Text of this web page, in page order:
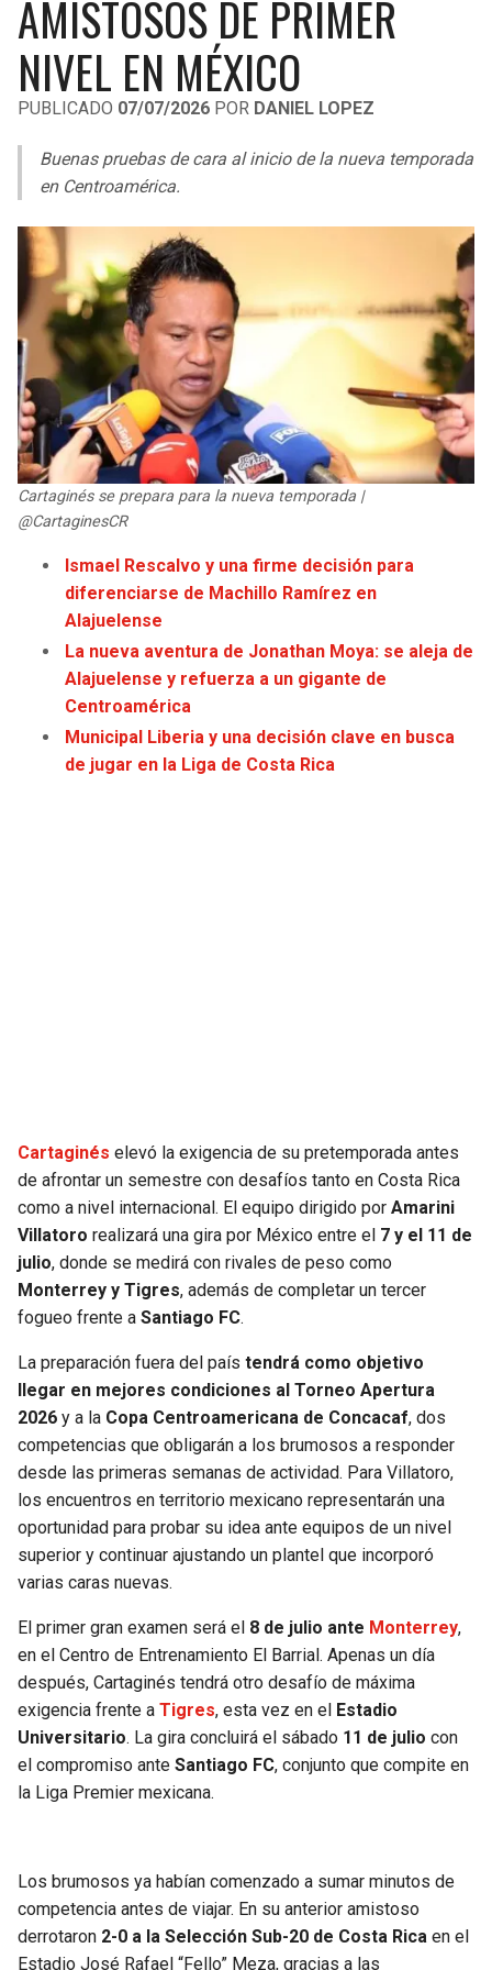
LIGA DE EXPANSIÓN MX
LEAGUES CUP
UEFA EUROPA LEAGUE
UEFA CONFERENCE LEAGUE
MLS
COPA LIBERTADORES
LIGA BETPLAY
OTRAS LIGAS
RAIDERS
CHARGERS
RAVENS
BENGALS
BROWNS
STEELERS
TEXANS
COLTS
JAGUARS
TITANS
COWBOYS
GIANTS
EAGLES
PACKERS
VIKINGS
FALCONS
PANTHERS
SAINTS
BUCCANEERS
CAVALIERS
PISTONS
PACERS
BUCKS
HAWKS
HORNETS
HEAT
MAGIC
WIZARDS
WARRIORS
CLIPPERS
LAKERS
SUNS
TIMBERWOLVES
THUNDER
TRAIL BLAZERS
JAZZ
AMISTOSOS DE PRIMER
NIVEL EN MÉXICO
PUBLICADO 07/07/2026 POR DANIEL LOPEZ
Buenas pruebas de cara al inicio de la nueva temporada
en Centroamérica.
Cartaginés se prepara para la nueva temporada |
@CartaginesCR
Ismael Rescalvo y una firme decisión para
diferenciarse de Machillo Ramírez en
Alajuelense
La nueva aventura de Jonathan Moya: se aleja de
Alajuelense y refuerza a un gigante de
Centroamérica
Municipal Liberia y una decisión clave en busca
de jugar en la Liga de Costa Rica
Cartaginés elevó la exigencia de su pretemporada antes
de afrontar un semestre con desafíos tanto en Costa Rica
como a nivel internacional. El equipo dirigido por Amarini
Villatoro realizará una gira por México entre el 7 y el 11 de
julio, donde se medirá con rivales de peso como
Monterrey y Tigres, además de completar un tercer
fogueo frente a Santiago FC.
La preparación fuera del país tendrá como objetivo
llegar en mejores condiciones al Torneo Apertura
2026 y a la Copa Centroamericana de Concacaf, dos
competencias que obligarán a los brumosos a responder
desde las primeras semanas de actividad. Para Villatoro,
los encuentros en territorio mexicano representarán una
oportunidad para probar su idea ante equipos de un nivel
superior y continuar ajustando un plantel que incorporó
varias caras nuevas.
El primer gran examen será el 8 de julio ante Monterrey,
en el Centro de Entrenamiento El Barrial. Apenas un día
después, Cartaginés tendrá otro desafío de máxima
exigencia frente a Tigres, esta vez en el Estadio
Universitario. La gira concluirá el sábado 11 de julio con
el compromiso ante Santiago FC, conjunto que compite en
la Liga Premier mexicana.
Los brumosos ya habían comenzado a sumar minutos de
competencia antes de viajar. En su anterior amistoso
derrotaron 2-0 a la Selección Sub-20 de Costa Rica en el
Estadio José Rafael “Fello” Meza, gracias a las